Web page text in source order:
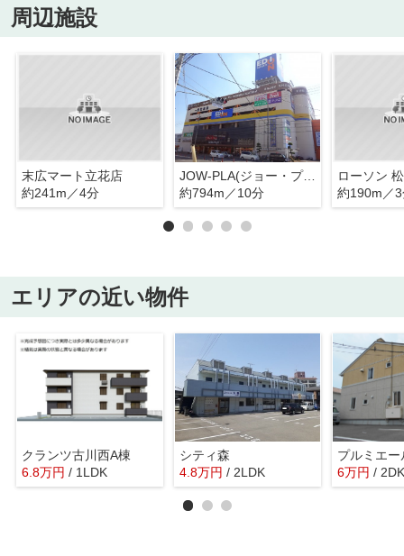
周辺施設
末広マート立花店
約241m／4分
JOW-PLA(ジョー・プラ)
約794m／10分
約190m／
エリアの近い物件
クランツ古川西A棟
6.8万円 / 1LDK
シティ森
4.8万円 / 2LDK
プルミエー
6万円 / 2DK